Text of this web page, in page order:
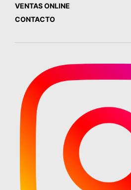
VENTAS ONLINE
CONTACTO